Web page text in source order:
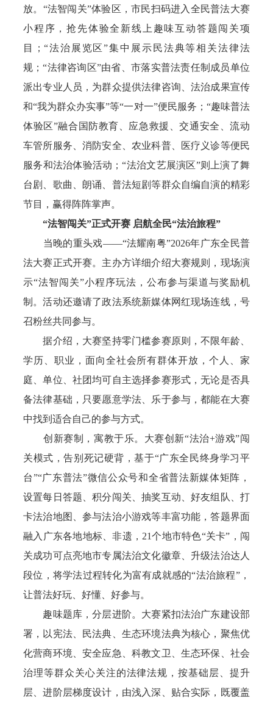
放。“法智闯关”体验区，市民扫码进入全民普法大赛
小程序，抢先体验全新线上趣味互动答题闯关项
目；“法治展览区”集中展示民法典等相关法律法
规；“法律咨询区”由省、市落实普法责任制成员单位
派出专业人员，为群众提供法律咨询、法治成果宣传
和“我为群众办实事”等“一对一”便民服务；“趣味普法
体验区”融合国防教育、应急救援、交通安全、流动
车管所服务、消防安全、农业科普、医疗义诊等便民
服务和法治体验活动；“法治文艺展演区”则上演了舞
台剧、歌曲、朗诵、普法短剧等群众自编自演的精彩
节目，赢得阵阵掌声。
“法智闯关”正式开赛 启航全民“法治旅程”
当晚的重头戏——“法耀南粤”2026年广东全民普
法大赛正式开赛。主办方详细介绍大赛规则，现场演
示“法智闯关”小程序玩法，公布参与渠道与奖励机
制。活动还邀请了政法系统新媒体网红现场连线，号
召粉丝共同参与。
据介绍，大赛坚持零门槛参赛原则，不限年龄、
学历、职业，面向全社会所有群体开放，个人、家
庭、单位、社团均可自主选择参赛形式，无论是否具
备法律基础，只要愿意学法、乐于参与，都能在大赛
中找到适合自己的参与方式。
创新赛制，寓教于乐。大赛创新“法治+游戏”闯
关模式，告别死记硬背，基于“广东全民终身学习平
台”“广东普法”微信公众号和全省普法新媒体矩阵，
设置每日答题、积分闯关、抽奖互动、好友组队、打
卡法治地图、参与法治小游戏等丰富功能，答题界面
融入广东各地地标、非遗，21个地市特色“关卡”，闯
关成功可点亮地市专属法治文化徽章、升级法治达人
段位，将学法过程转化为富有成就感的“法治旅程”，
让普法好玩、好懂、好参与。
趣味题库，分层进阶。大赛紧扣法治广东建设部
署，以宪法、民法典、生态环境法典为核心，聚焦优
化营商环境、安全应急、科教文卫、生态环保、社会
治理等群众关心关注的法律法规，按基础层、提升
层、进阶层梯度设计，由浅入深、贴合实际，既覆盖